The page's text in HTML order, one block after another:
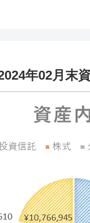
年02月末